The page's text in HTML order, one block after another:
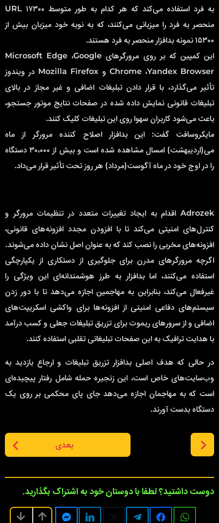
به فرد استفاده می‌کند که هر کدام به طور متوسط ۱۷۳۰۰ URL
منحصر به فرد را میزبانی می‌کنند، که به نوبه خود میزبان بیش از
۱۵۳۰۰ نمونه بدافزار منحصر به فرد هستند.
این کمپین که بر روی مرورگرهای Microsoft Edge ،Google
Chrome ،Yandex Browser و Mozilla Firefox در ویندوز
تأثیر می‌گذارد، با قرار دادن تبلیغات اضافی و غیر مجاز در بالای
تبلیغات قانونی نمایش داده شده در صفحات نتایج موتور جستجو،
باعث می‌شود کاربران سهوا روی این تبلیغات کلیک کنند.
مایکروسافت گفت: این بدافزار اصلاح کننده مرورگر از ماه
می(اردیبهشت) امسال مشاهده شده است و بیش از ۳۰،۰۰۰ دستگاه
را در اوج خود در ماه آگوست(مرداد) هر روز تحت تأثیر قرار می‌داد.
Adrozek اقدام به ایجاد تغییرات متعدد در تنظیمات مرورگر و
کنترل‌های امنیتی می‌کند تا با افزودن مجدد افزونه‌های قانونی،
افزونه‌های مخربی را نصب کند که به عنوان اصل نشان داده می‌شوند.
اگرچه مرورگرهای مدرن برای جلوگیری از دستکاری از یکپارچگی
استفاده می‌کنند، اما بدافزار به طرز هوشمندانه‌ای این ویژگی را
غیرفعال می‌کند، بنابراین به مهاجمین اجازه می‌دهد تا با دور زدن
سیستم‌های دفاعی امنیتی از افزونه‌ها برای واکشی اسکریپت‌های
اضافی و از سرورهای ریموت برای تزریق تبلیغات جعلی و کسب درآمد
با هدایت ترافیک به این صفحات تبلیغاتی تقلبی استفاده کنند.
در حالی که هدف اصلی بدافزار تزریق تبلیغات و ارجاع بازدید به
وب‌سایت‌های خاص است، این زنجیره حمله شامل رفتار پیچیده‌ای
است که به مهاجمان اجازه می‌دهد جای پای محکمی بر روی یک
دستگاه بدست آورند.
P
o
t
P
بعدی
دوست داشتید؟ لطفا با دوستان خود به اشتراک بگذارید.